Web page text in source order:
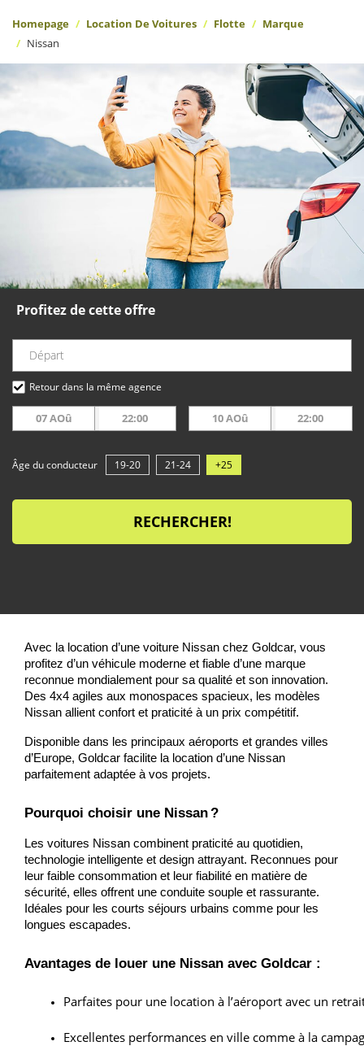
Homepage Location De Voitures Flotte
Marque
Nissan
Profitez de cette offre
Retour dans la même agence
07 AOû 22:00 10 AOû 22:00
Âge du conducteur 19-20 21-24 +25
RECHERCHER!
Avec la location d’une voiture Nissan chez Goldcar, vous
profitez d’un véhicule moderne et fiable d’une marque
reconnue mondialement pour sa qualité et son innovation.
Des 4x4 agiles aux monospaces spacieux, les modèles
Nissan allient confort et praticité à un prix compétitif.
Disponible dans les principaux aéroports et grandes villes
d’Europe, Goldcar facilite la location d’une Nissan
parfaitement adaptée à vos projets.
Pourquoi choisir une Nissan ?
Les voitures Nissan combinent praticité au quotidien,
technologie intelligente et design attrayant. Reconnues pour
leur faible consommation et leur fiabilité en matière de
sécurité, elles offrent une conduite souple et rassurante.
Idéales pour les courts séjours urbains comme pour les
longues escapades.
Avantages de louer une Nissan avec Goldcar :
Parfaites pour une location à l’aéroport avec un
Excellentes performances en ville comme à la